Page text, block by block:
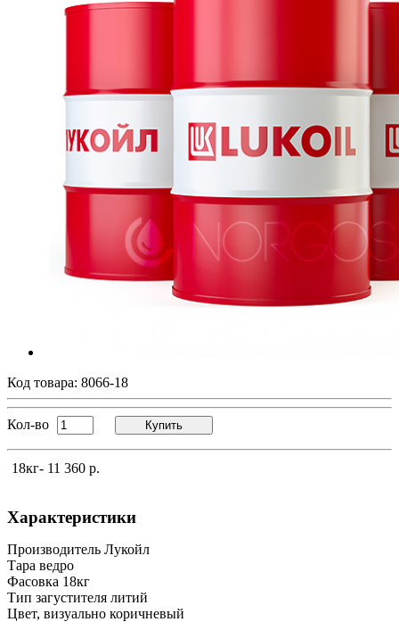
Код товара: 8066-18
Кол-во Купить
18кг- 11 360 р.
Характеристики
Производитель Лукойл
Тара ведро
Фасовка 18кг
Тип загустителя литий
Цвет, визуально коричневый